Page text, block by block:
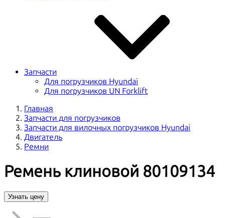
Запчасти
Для погрузчиков Hyundai
Для погрузчиков UN Forklift
Главная
Запчасти для погрузчиков
Запчасти для вилочных погрузчиков Hyundai
Двигатель
Ремни
Ремень клиновой 80109134
Узнать цену